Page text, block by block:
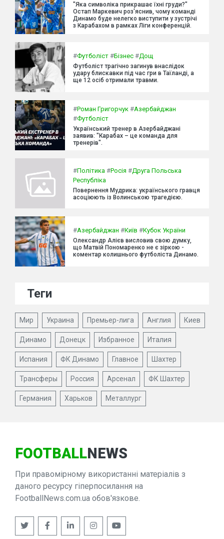
"Яка символіка прикрашає їхні груди?"
Остап Маркевич роз'яснив, чому команді
Динамо буде нелегко виступити у зустрічі
з Карабахом в рамках Ліги конференцій.
#Футболіст #Бізнес #Дощ
Футболіст трагічно загинув внаслідок
удару блискавки під час гри в Таїланді, а
ще 12 осіб отримали травми.
#Роман Григорчук #Азербайджан
#Футболіст
Український тренер в Азербайджані
заявив: "Карабах – це команда для
тренерів".
#Політика #Росія #Друга Польська
Республіка
Повернення Мудрика: українського гравця
асоціюють із Волинською трагедією.
#Азербайджан #Київ #Кубок України
Олександр Алієв висловив свою думку,
що Матвій Пономаренко не є зіркою -
коментар колишнього футболіста Динамо.
Теги
Мир Украина Премьер-лига Англия Киев
Динамо Донецк Избранное Италия
Испания ФК Динамо Главное Шахтер
Трансферы Россия Арсенал ФК Шахтер
Германия Харьков Металлург
FOOTBALLNEWS
При правомірному використанні матеріалів з
даного ресурсу гіперпосилання на
FootballNews.com.ua обов'язкове.